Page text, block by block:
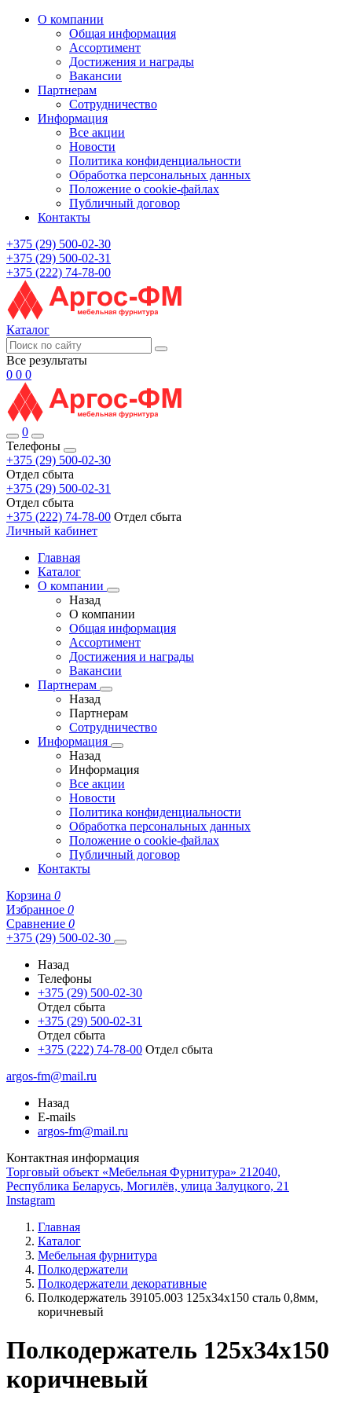
О компании
Общая информация
Ассортимент
Достижения и награды
Вакансии
Партнерам
Сотрудничество
Информация
Все акции
Новости
Политика конфиденциальности
Обработка персональных данных
Положение о cookie-файлах
Публичный договор
Контакты
+375 (29) 500-02-30
+375 (29) 500-02-31
+375 (222) 74-78-00
Каталог
Все результаты
0 0 0
0
Телефоны
+375 (29) 500-02-30
Отдел сбыта
+375 (29) 500-02-31
Отдел сбыта
+375 (222) 74-78-00 Отдел сбыта
Личный кабинет
Главная
Каталог
О компании
Назад
О компании
Общая информация
Ассортимент
Достижения и награды
Вакансии
Партнерам
Назад
Партнерам
Сотрудничество
Информация
Назад
Информация
Все акции
Новости
Политика конфиденциальности
Обработка персональных данных
Положение о cookie-файлах
Публичный договор
Контакты
Корзина 0
Избранное 0
Сравнение 0
+375 (29) 500-02-30
Назад
Телефоны
+375 (29) 500-02-30
Отдел сбыта
+375 (29) 500-02-31
Отдел сбыта
+375 (222) 74-78-00 Отдел сбыта
argos-fm@mail.ru
Назад
E-mails
argos-fm@mail.ru
Контактная информация
Торговый объект «Мебельная Фурнитура» 212040,
Республика Беларусь, Могилёв, улица Залуцкого, 21
Instagram
Главная
Каталог
Мебельная фурнитура
Полкодержатели
Полкодержатели декоративные
Полкодержатель 39105.003 125х34х150 сталь 0,8мм,
коричневый
Полкодержатель 125x34x150
коричневый